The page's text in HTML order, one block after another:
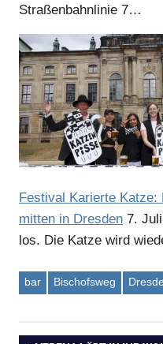
Straßenbahnlinie 7…
Festival Karierte
mitten in Dresden 7.
los. Die Katze wird
bar Bischofsweg